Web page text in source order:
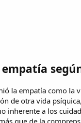
empatía
la empatía como la
de otra vida
inherente a los
que de la